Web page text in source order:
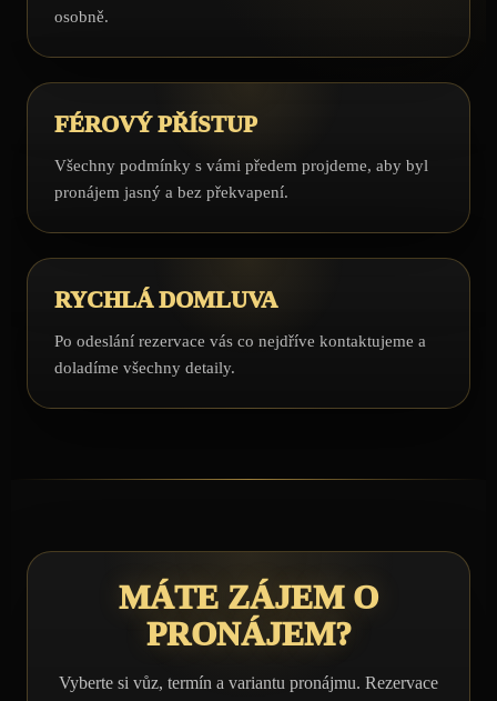
osobně.
FÉROVÝ PŘÍSTUP
Všechny podmínky s vámi předem projdeme, aby byl
pronájem jasný a bez překvapení.
RYCHLÁ DOMLUVA
Po odeslání rezervace vás co nejdříve kontaktujeme a
doladíme všechny detaily.
MÁTE ZÁJEM O
PRONÁJEM?
Vyberte si vůz, termín a variantu pronájmu. Rezervace